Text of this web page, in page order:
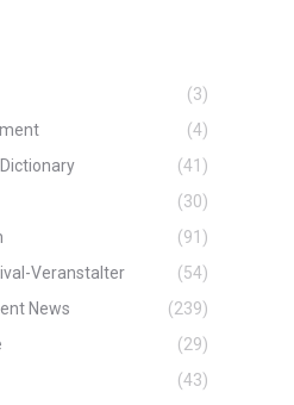
(3)
(4)
(41)
(30)
(91)
Veranstalter
(54)
News
(239)
(29)
(43)